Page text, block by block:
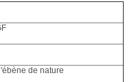
de nature